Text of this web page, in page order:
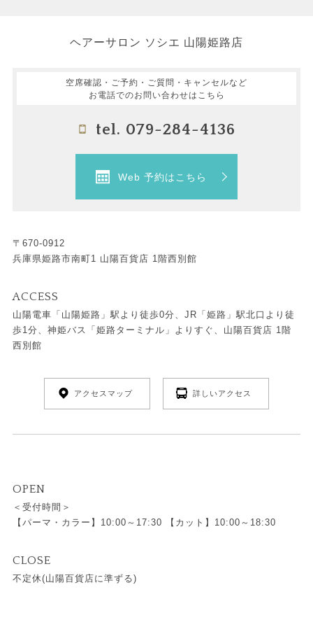
ヘアーサロン ソシエ 山陽姫路店
空席確認・ご予約・ご質問・キャンセルなど
お電話でのお問い合わせはこちら
tel. 079-284-4136
Web 予約はこちら
〒670-0912
兵庫県姫路市南町1 山陽百貨店 1階西別館
ACCESS
山陽電車「山陽姫路」駅より徒歩0分、JR「姫路」駅北口より徒
歩1分、神姫バス「姫路ターミナル」よりすぐ、山陽百貨店 1階
西別館
アクセスマップ 詳しいアクセス
OPEN
＜受付時間＞
【パーマ・カラー】10:00～17:30 【カット】10:00～18:30
CLOSE
不定休(山陽百貨店に準ずる)